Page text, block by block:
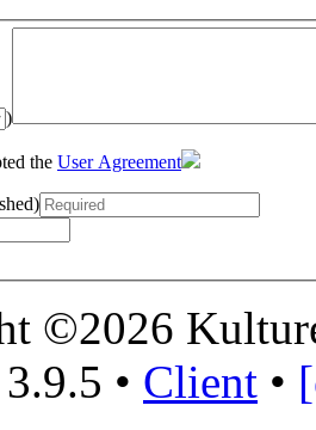
)
the User Agreement
©2026
• Client •